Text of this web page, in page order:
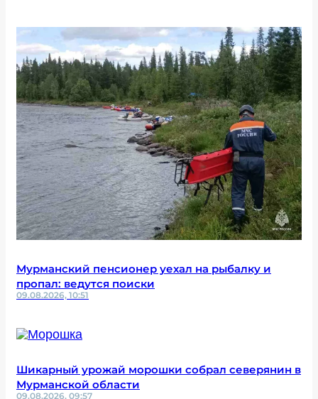
Мурманский пенсионер уехал на рыбалку и
пропал: ведутся поиски
09.08.2026, 10:51
Шикарный урожай морошки собрал северянин в
Мурманской области
09.08.2026, 09:57